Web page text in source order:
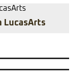
LucasArts